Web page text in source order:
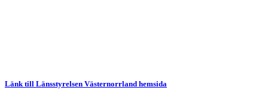
Länk till Länsstyrelsen Västernorrland hemsida